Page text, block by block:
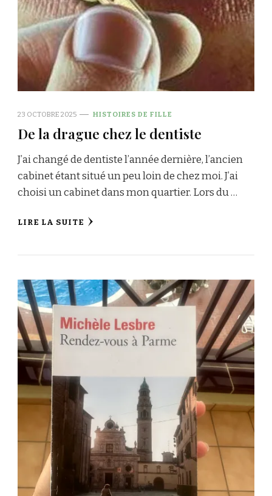
23 OCTOBRE 2025 HISTOIRES DE FILLE
De la drague chez le dentiste
J’ai changé de dentiste l’année dernière, l’ancien
cabinet étant situé un peu loin de chez moi. J’ai
choisi un cabinet dans mon quartier. Lors du …
LIRE LA SUITE